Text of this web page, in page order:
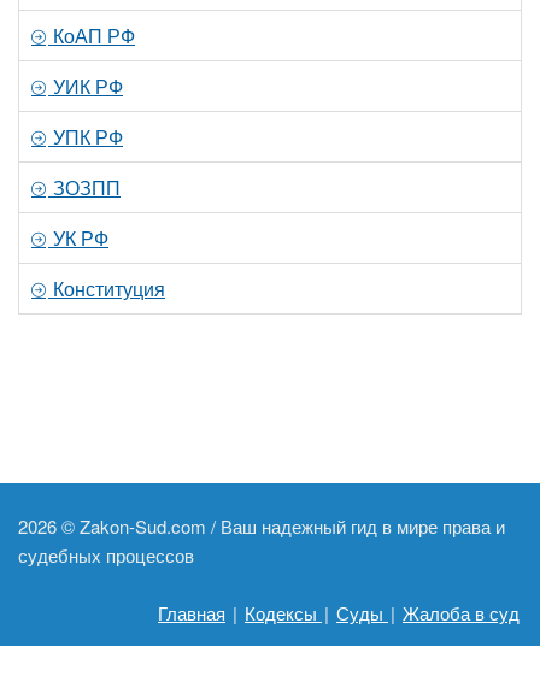
КоАП РФ
УИК РФ
УПК РФ
ЗОЗПП
УК РФ
Конституция
2026 ©Zakon-Sud.com / Ваш надежный гид в мире права и
судебных процессов
Главная | Кодексы | Суды | Жалоба в суд